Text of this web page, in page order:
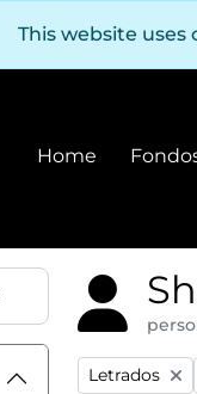
This website
Home
Remove filter:
Letrados